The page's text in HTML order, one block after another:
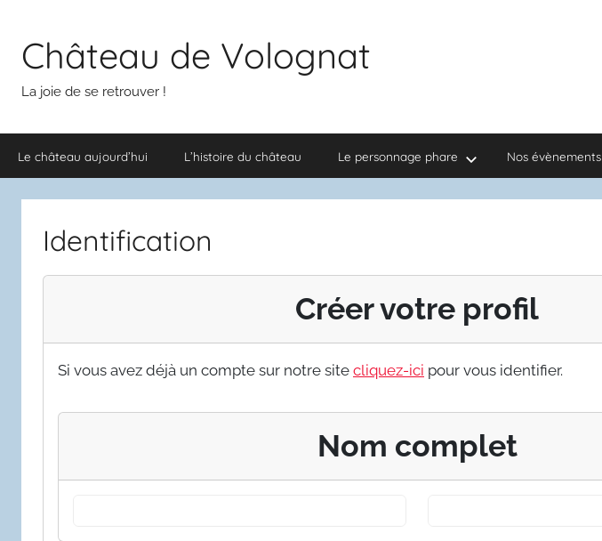
contenuChâteau de Volognat
La joie de se retrouver !
Le château aujourd’hui L’histoire du château Le personnage phare Nos évènements
Identification
Créer votre profil
Si vous avez déjà un compte sur notre site cliquez-ici pour vous identifier.
Nom complet